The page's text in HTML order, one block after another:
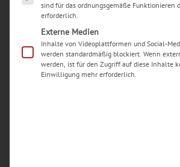
sind für das ordnungsgemäße Funktionieren
erforderlich.
Externe Medien
Inhalte von Videoplattformen und Social-
werden standardmäßig blockiert. Wenn
werden, ist für den Zugriff auf diese Inhalte
Einwilligung mehr erforderlich.